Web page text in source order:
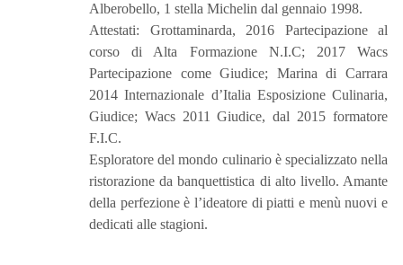
Alberobello, 1 stella Michelin dal gennaio 1998.
Attestati: Grottaminarda, 2016 Partecipazione al
corso di Alta Formazione N.I.C; 2017 Wacs
Partecipazione come Giudice; Marina di Carrara
2014 Internazionale d’Italia Esposizione Culinaria,
Giudice; Wacs 2011 Giudice, dal 2015 formatore
F.I.C.
Esploratore del mondo culinario è specializzato nella
ristorazione da banquettistica di alto livello. Amante
della perfezione è l’ideatore di piatti e menù nuovi e
dedicati alle stagioni.